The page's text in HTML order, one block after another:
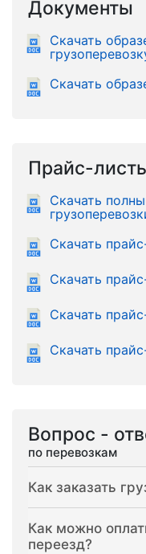
Документы
Скачать
Скачать
Прайс-
Скачать
Скачать
Скачать
Скачать
Скачать
Вопрос -
по перевозкам
Как заказать
Как можно
переезд?